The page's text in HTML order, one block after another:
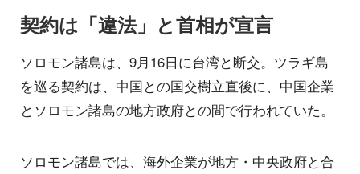
契約は「違法」と首相が宣言
ソロモン諸島は、9月16日に台湾と断交。ツラギ島
を巡る契約は、中国との国交樹立直後に、中国企業
とソロモン諸島の地方政府との間で行われていた。
ソロモン諸島では、海外企業が地方・中央政府と合